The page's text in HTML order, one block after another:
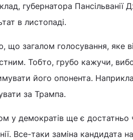
губернатора
в листопаді.
що загалом голосування, яке
Тобто, грубо кажучи,
його опонента.
за Трампа.
у демократів ще є достатньо
Все-таки заміна кандидата